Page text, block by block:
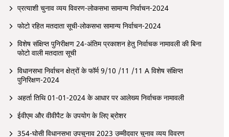
प्रत्याशी चुनाव व्यय विवरण-लोकसभा सामान्य निर्वाचन-2024
फोटो रहित मतदाता सूची-लोकसभा सामान्य निर्वाचन-2024
विशेष संक्षिप्त पुनिरीक्षण 24-अंतिम प्रकाशन हेतु निर्वाचक नामावली की बिना
फोटो वाली मतदाता सूची
विधानसभा निर्वाचन क्षेत्रों के फॉर्म 9/10 /11 /11 A विशेष संक्षिप्त
पुनिरिक्षण-2024
अहर्ता तिथि 01-01-2024 के आधार पर आलेख्य निर्वाचक नामावली
ईवीएम और वीवीपैट के उपयोग के लिए ब्रोशर
354-घोसी विधानसभा उपचुनाव 2023 उम्मीदवार चुनाव व्यय विवरण